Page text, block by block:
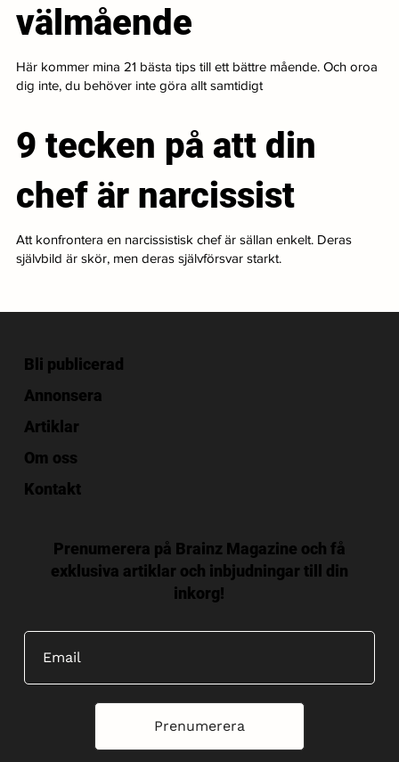
välmående
Här kommer mina 21 bästa tips till ett bättre mående. Och oroa
dig inte, du behöver inte göra allt samtidigt
9 tecken på att din
chef är narcissist
Att konfrontera en narcissistisk chef är sällan enkelt. Deras
självbild är skör, men deras självförsvar starkt.
Bli publicerad
Annonsera
Artiklar
Om oss
Kontakt
Prenumerera på Brainz Magazine och få
exklusiva artiklar och inbjudningar till din
inkorg!
Prenumerera